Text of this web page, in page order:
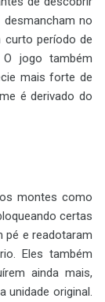
no
curto período de
jogo também
mais forte de
é derivado do
montes como
certas
pé e readotaram
Eles também
ainda mais,
unidade original.